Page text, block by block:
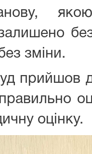
зміни.
прийшов
правильно
оцінку.